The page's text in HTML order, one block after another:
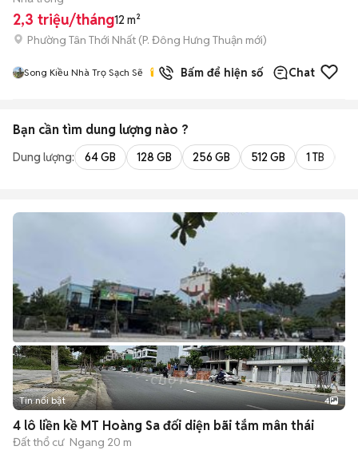
2,3 triệu/tháng12 m²
Phường Tân Thới Nhất (P. Đông Hưng Thuận mới)
Song Kiều Nhà Trọ Sạch Sẽ Bấm để hiện số Chat
Bạn cần tìm dung lượng nào ?
Dung lượng: 64 GB 128 GB 256 GB 512 GB 1 TB
Tin nổi bật 4
4 lô liền kề MT Hoàng Sa đối diện bãi tắm mân thái
Đất thổ cư Ngang 20 m